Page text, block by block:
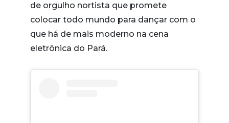
de orgulho nortista que promete
colocar todo mundo para dançar com o
que há de mais moderno na cena
eletrônica do Pará.